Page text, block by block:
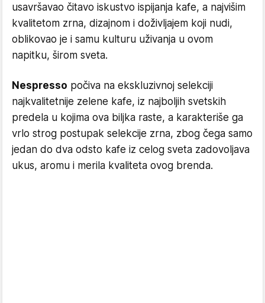
usavršavao čitavo iskustvo ispijanja kafe, a najvišim
kvalitetom zrna, dizajnom i doživljajem koji nudi,
oblikovao je i samu kulturu uživanja u ovom
napitku, širom sveta.
Nespresso počiva na ekskluzivnoj selekciji
najkvalitetnije zelene kafe, iz najboljih svetskih
predela u kojima ova biljka raste, a karakteriše ga
vrlo strog postupak selekcije zrna, zbog čega samo
jedan do dva odsto kafe iz celog sveta zadovoljava
ukus, aromu i merila kvaliteta ovog brenda.